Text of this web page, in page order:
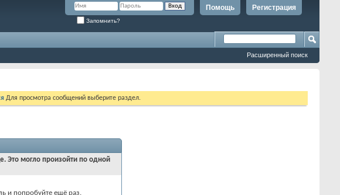
Регистрация
Помощь
Запомнить?
Расширенный поиск
Для просмотра сообщений выберите раздел.
Это могло произойти по одной
и попробуйте ещё раз.